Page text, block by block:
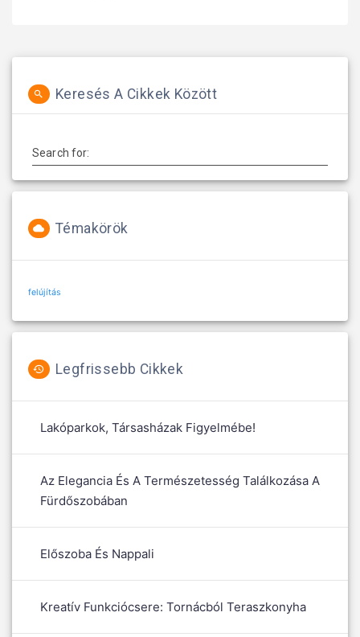
Keresés A Cikkek Között
Search for:
Témakörök
felújítás
Legfrissebb Cikkek
Lakóparkok, Társasházak Figyelmébe!
Az Elegancia És A Természetesség Találkozása A
Fürdőszobában
Előszoba És Nappali
Kreatív Funkciócsere: Tornácból Teraszkonyha